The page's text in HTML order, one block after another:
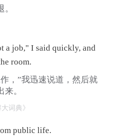
a job," I said quickly, and
room.
，”我迅速说道，然后就
。
词典》
public life.